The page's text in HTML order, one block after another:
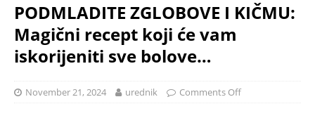
PODMLADITE ZGLOBOVE I KIČMU:
Magični recept koji će vam
iskorijeniti sve bolove…
November 21, 2024 urednik Comments Off